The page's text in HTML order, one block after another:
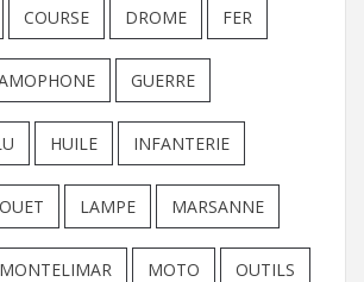
COURSE DROME FER
GUERRE
HUILE INFANTERIE
LAMPE MARSANNE
MONTELIMAR MOTO OUTILS